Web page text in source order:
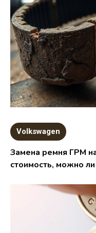
Volkswagen
Замена ремня ГРМ
стоимость, можно